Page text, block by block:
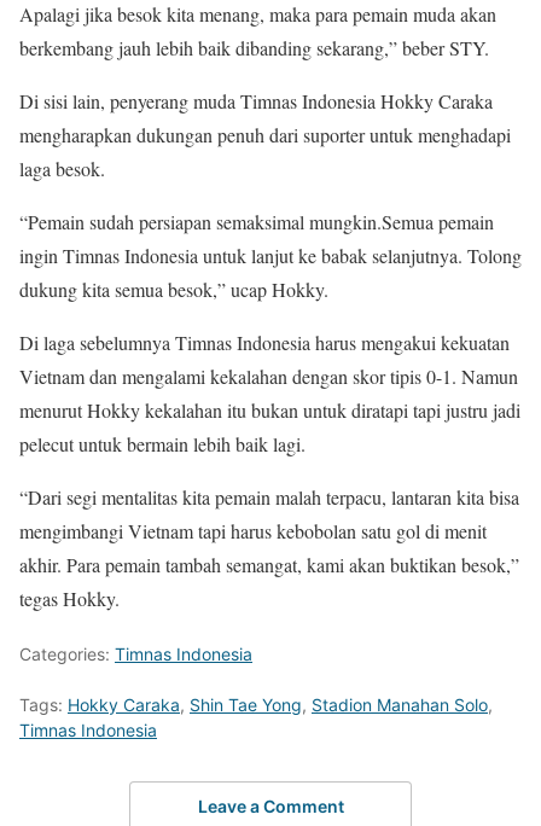
Apalagi jika besok kita menang, maka para pemain muda akan
berkembang jauh lebih baik dibanding sekarang,” beber STY.
Di sisi lain, penyerang muda Timnas Indonesia Hokky Caraka
mengharapkan dukungan penuh dari suporter untuk menghadapi
laga besok.
“Pemain sudah persiapan semaksimal mungkin.Semua pemain
ingin Timnas Indonesia untuk lanjut ke babak selanjutnya. Tolong
dukung kita semua besok,” ucap Hokky.
Di laga sebelumnya Timnas Indonesia harus mengakui kekuatan
Vietnam dan mengalami kekalahan dengan skor tipis 0-1. Namun
menurut Hokky kekalahan itu bukan untuk diratapi tapi justru jadi
pelecut untuk bermain lebih baik lagi.
“Dari segi mentalitas kita pemain malah terpacu, lantaran kita bisa
mengimbangi Vietnam tapi harus kebobolan satu gol di menit
akhir. Para pemain tambah semangat, kami akan buktikan besok,”
tegas Hokky.
Categories: Timnas Indonesia
Tags: Hokky Caraka, Shin Tae Yong, Stadion Manahan Solo,
Timnas Indonesia
Leave a Comment